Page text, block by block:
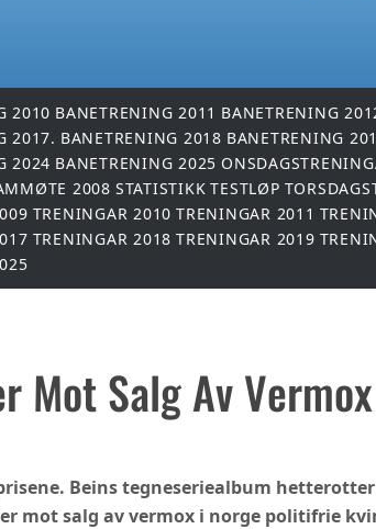
2010 BANETRENING 2011 BANETRENING
2017. BANETRENING 2018 BANETRENING
2024 BANETRENING 2025
2008 STATISTIKK TESTLØP
TRENINGAR 2010 TRENINGAR 2011
TRENINGAR 2018 TRENINGAR 2019
Mot Salg Av
Beins tegneseriealbum
mot salg av vermox i norge politifrie